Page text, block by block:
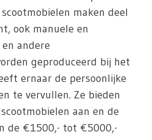
maken deel
ook manuele en
andere
geproduceerd bij het
ernaar de persoonlijke
te vervullen. Ze bieden
aan en de
de €1500,- tot €5000,-